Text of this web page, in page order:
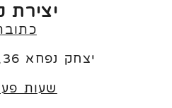
יצירת
יצחק נפחא 36, באר שבע
שעות